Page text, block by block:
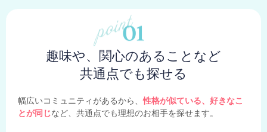
趣味や、関心のあることなど
共通点でも探せる
幅広いコミュニティがあるから、性格が似ている、好きなこ
とが同じなど、共通点でも理想のお相手を探せます。